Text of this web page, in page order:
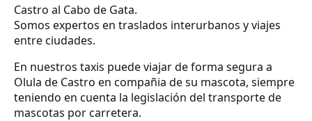
Castro al Cabo de Gata.
Somos expertos en traslados interurbanos y viajes
entre ciudades.
En nuestros taxis puede viajar de forma segura a
Olula de Castro en compañia de su mascota, siempre
teniendo en cuenta la legislación del transporte de
mascotas por carretera.